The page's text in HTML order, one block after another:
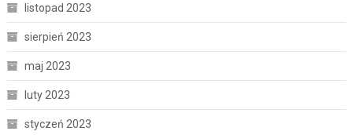
listopad 2023
sierpień 2023
maj 2023
luty 2023
styczeń 2023